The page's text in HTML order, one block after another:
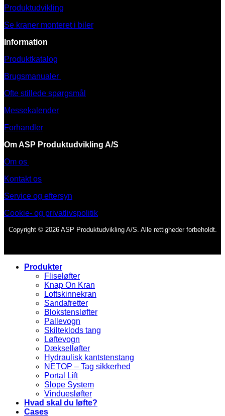
Produktudvikling
Se kraner monteret i biler
Information
Produktkatalog
Brugsmanualer
Ofte stillede spørgsmål
Messekalender
Forhandler
Om ASP Produktudvikling A/S
Om os
Kontakt os
Service og eftersyn
Cookie- og privatlivspolitik
Copyright © 2026 ASP Produktudvikling A/S. Alle rettigheder forbeholdt.
Produkter
Fliseløfter
Knap On Kran
Loftskinnekran
Sandafretter
Blokstensløfter
Pallevogn
Skilteklods tang
Løftevogn
Dækselløfter
Hydraulisk kantstenstang
NETOP – Tag sikkerhed
Portal Lift
Slope System
Vinduesløfter
Hvad skal du løfte?
Cases